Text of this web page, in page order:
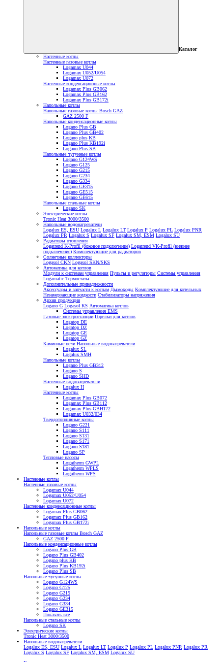
Каталог
Настенные котлы
Настенные газовые котлы
Logamax U044
Logamax U052/U054
Logamax U072
Настенные конденсационные котлы
Logamax Plus GB062
Logamax Plus GB162
Logamax Plus GB172i
Напольные котлы
Напольные газовые котлы Bosch GAZ
GAZ 2500 F
Напольные конденсационные котлы
Logano Plus GB
Logano Plus GB402
Logano plus KB
Logano Plus KB192i
Logano Plus SB
Напольные чугунные котлы
Logano G124WS
Logano G125
Logano G215
Logano G234
Logano G334
Logano GE315
Logano GE515
Logano GE615
Напольные стальные котлы
Logano SK
Электрические котлы
Tronic Heat 3000/3500
Напольные водонагреватели
Logalux ES, ESU Logalux L Logalux LT Logalux P Logalux PL Logalux PNR
Logalux PR Logalux S Logalux SF Logalux SM, ESM Logalux SU
Радиаторы отопления
Logatrend K-Profil (боковое подключение) Logatrend VK-Profil (нижнее
подключение) Комплектующие для радиаторов
Солнечные коллекторы
Logasol CKN Logasol SKN/SKS
Автоматика для котлов
Модули к системам управления Пульты и регуляторы Системы управления
Logamatic Термостаты
Дополнительные принадлежности
Аксессуары и запчасти к котлам Дымоходы Комплектующие для котельных
Незамерзающие жидкости Стабилизаторы напряжения
Архив продукции
Logano G Logasol KS Автоматика котлов
Системы управления EMS
Газовые электростанции Горелки для котлов
Logatop DE
Logatop DZ
Logatop GE
Logatop GZ
Каминные печи Напольные водонагреватели
Logalux SL
Logalux SMH
Напольные котлы
Logano Plus GB312
Logano S
Logano SHD
Настенные водонагреватели
Logalux H
Настенные котлы
Logamax Plus GB072
Logamax Plus GB112
Logamax Plus GBH172
Logamax U032/034
Твердотопливные котлы
Logano G221
Logano S111
Logano S131
Logano S171
Logano S181
Logano SP
Тепловые насосы
Logatherm GWPL
Logatherm WPLS
Logatherm WPS
Настенные котлы
Настенные газовые котлы
Logamax U044
Logamax U052/U054
Logamax U072
Настенные конденсационные котлы
Logamax Plus GB062
Logamax Plus GB162
Logamax Plus GB172i
Напольные котлы
Напольные газовые котлы Bosch GAZ
GAZ 2500 F
Напольные конденсационные котлы
Logano Plus GB
Logano Plus GB402
Logano plus KB
Logano Plus KB192i
Logano Plus SB
Напольные чугунные котлы
Logano G124WS
Logano G125
Logano G215
Logano G234
Logano G334
Logano GE315
Показать все
Напольные стальные котлы
Logano SK
Электрические котлы
Tronic Heat 3000/3500
Напольные водонагреватели
Logalux ES, ESU Logalux L Logalux LT Logalux P Logalux PL Logalux PNR Logalux PR
Logalux S Logalux SF Logalux SM, ESM Logalux SU